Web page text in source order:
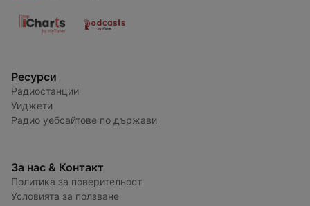
Ресурси
Радиостанции
Уиджети
Радио уебсайтове по държави
За нас & Контакт
Политика за поверителност
Условията за ползване